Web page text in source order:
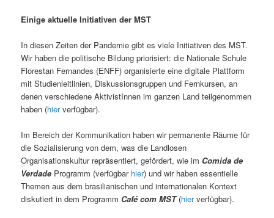
Einige aktuelle Initiativen der MST
In diesen Zeiten der Pandemie gibt es viele Initiativen des MST.
Wir haben die politische Bildung priorisiert: die Nationale Schule
Florestan Fernandes (ENFF) organisierte eine digitale Plattform
mit Studienleitlinien, Diskussionsgruppen und Fernkursen, an
denen verschiedene AktivistInnen im ganzen Land teilgenommen
haben (hierverfügbar).
Im Bereich der Kommunikation haben wir permanente Räume für
die Sozialisierung von dem, was die Landlosen
Organisationskultur repräsentiert, gefördert, wie im Comida de
Verdade Programm (verfügbar hier) und wir haben essentielle
Themen aus dem brasilianischen und internationalen Kontext
diskutiert in dem Programm Café com MST(hierverfügbar).